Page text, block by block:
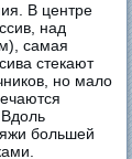
В центре
над
самая
стекают
но мало
большей